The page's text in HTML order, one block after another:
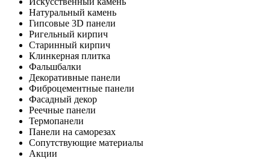
Натуральный камень
Гипсовые 3D панели
Ригельный кирпич
Старинный кирпич
Клинкерная плитка
Фальшбалки
Декоративные панели
Фиброцементные панели
Фасадный декор
Реечные панели
Термопанели
Панели на саморезах
Сопутствующие материалы
Акции